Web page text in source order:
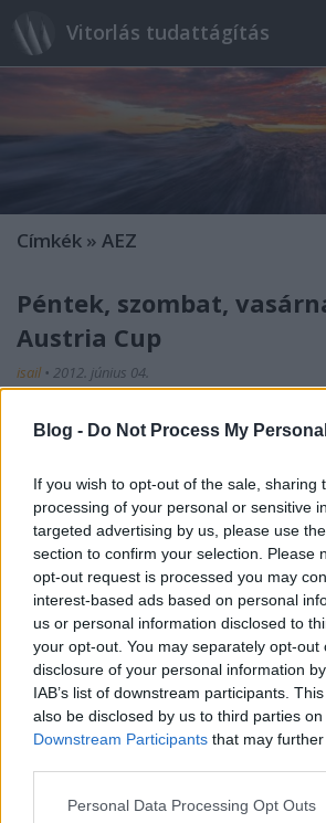
Blog - Do Not Process My
If you wish to opt-out of the sale, sharing
processing of your personal or sensitive
targeted advertising by us, please use
section to confirm your selection. Please
opt-out request is processed you may
interest-based ads based on personal
us or personal information disclosed to
your opt-out. You may separately opt-out
disclosure of your personal information
IAB’s list of downstream participants.
also be disclosed by us to third parties on
Downstream Participants that may
Please note that this website/app uses
Personal Data Processing Opt Outs
Vitorlás tudattágítás
Címkék » AEZ
Péntek, szombat,
Austria Cup
isail • 2012. június 04.
8-11 csomós déli szélben
kényelmes mindenüket!), három
aztán jött a fordulat, nyugati szél,
az első kreuz felénél le kellett lőni
felszívódott a…
RC44 Puerto Calero Cup